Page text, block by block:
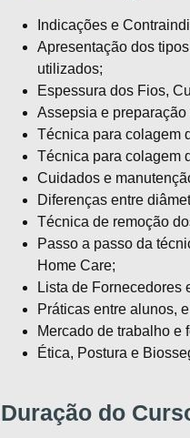
Indicações e
Apresentação dos
utilizados;
Espessura dos Fios,
Assepsia e preparação
Técnica para colagem
Técnica para colagem
Cuidados e
Diferenças entre
Técnica de remoção
Passo a passo da
Home Care;
Lista de Fornecedores
Práticas entre alunos,
Mercado de trabalho e
Ética, Postura e
Duração do